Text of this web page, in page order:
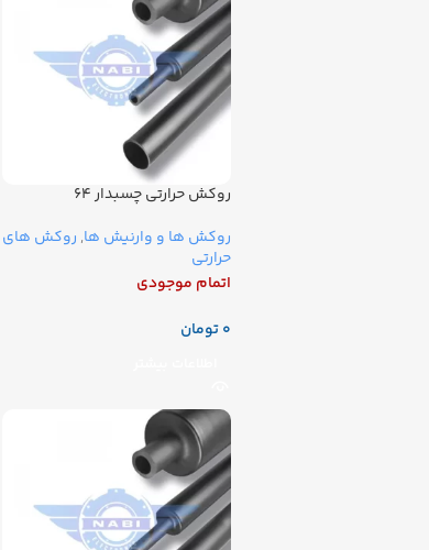
روکش حرارتی چسبدار ۶۴
روکش ها و وارنیش ها, روکش های
حرارتی
اتمام موجودی
تومان